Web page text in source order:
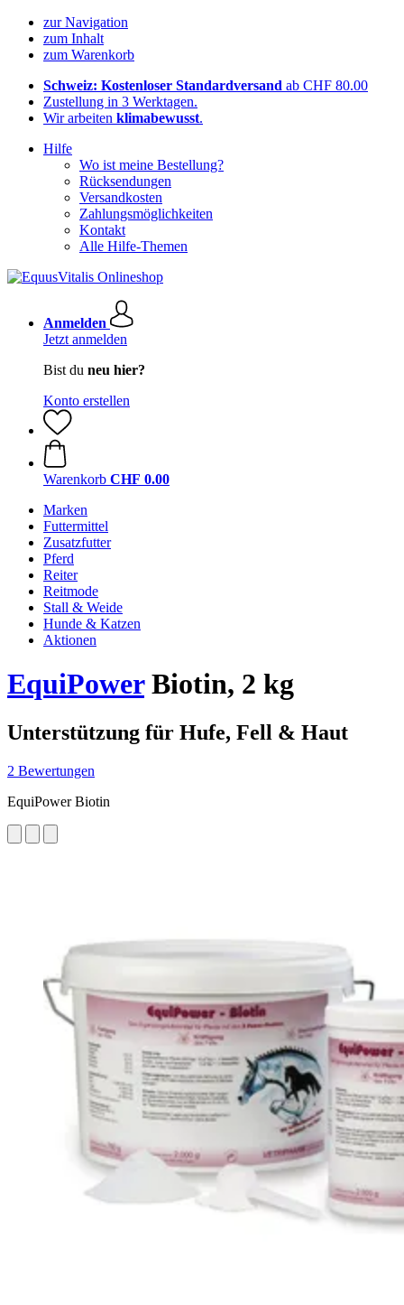
zur Navigation
zum Inhalt
zum Warenkorb
Schweiz: Kostenloser Standardversand ab CHF 80.00
Zustellung in 3 Werktagen.
Wir arbeiten klimabewusst.
Hilfe
Wo ist meine Bestellung?
Rücksendungen
Versandkosten
Zahlungsmöglichkeiten
Kontakt
Alle Hilfe-Themen
Anmelden
Jetzt anmelden
Bist du neu hier?
Konto erstellen
Warenkorb CHF 0.00
Marken
Futtermittel
Zusatzfutter
Pferd
Reiter
Reitmode
Stall & Weide
Hunde & Katzen
Aktionen
EquiPowerBiotin, 2 kg
Unterstützung für Hufe, Fell & Haut
2 Bewertungen
EquiPower Biotin